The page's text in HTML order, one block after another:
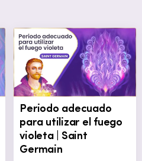
Periodo adecuado
para utilizar el fuego
violeta | Saint
Germain